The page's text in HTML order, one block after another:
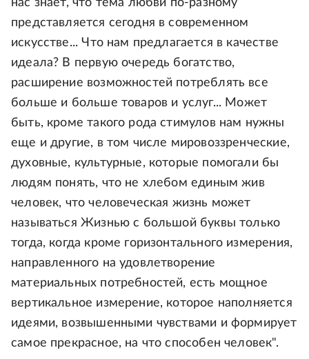
представляется сегодня в современном
искусстве... Что нам предлагается в качестве
идеала? В первую очередь богатство,
расширение возможностей потреблять все
больше и больше товаров и услуг... Может
быть, кроме такого рода стимулов нам нужны
еще и другие, в том числе мировоззренческие,
духовные, культурные, которые помогали бы
людям понять, что не хлебом единым жив
человек, что человеческая жизнь может
называться Жизнью с большой буквы только
тогда, когда кроме горизонтального измерения,
направленного на удовлетворение
материальных потребностей, есть мощное
вертикальное измерение, которое наполняется
идеями, возвышенными чувствами и формирует
самое прекрасное, на что способен человек".